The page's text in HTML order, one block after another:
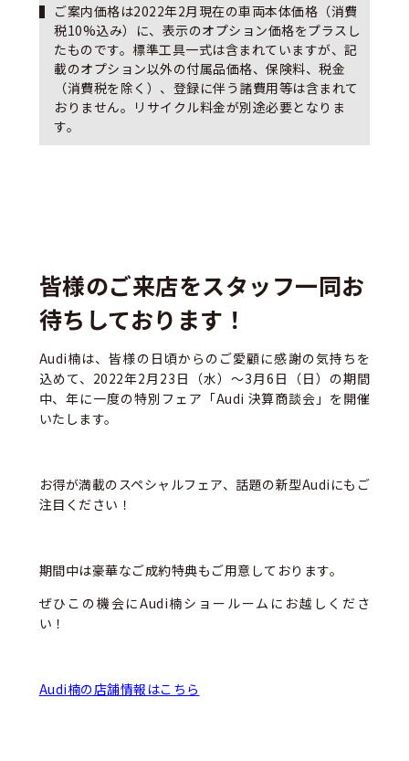
ご案内価格は2022年2月現在の車両本体価格（消費
税10%込み）に、表示のオプション価格をプラスし
たものです。標準工具一式は含まれていますが、記
載のオプション以外の付属品価格、保険料、税金
（消費税を除く）、登録に伴う諸費用等は含まれて
おりません。リサイクル料金が別途必要となりま
す。
皆様のご来店をスタッフ一同お
待ちしております！
Audi楠は、皆様の日頃からのご愛顧に感謝の気持ちを
込めて、2022年2月23日（水）～3月6日（日）の期間
中、年に一度の特別フェア「Audi 決算商談会」を開催
いたします。
お得が満載のスペシャルフェア、話題の新型Audiにもご
注目ください！
期間中は豪華なご成約特典もご用意しております。
ぜひこの機会にAudi楠ショールームにお越しくださ
い！
Audi楠の店舗情報はこちら